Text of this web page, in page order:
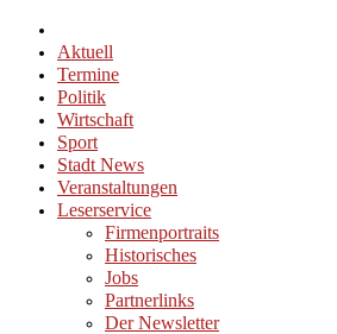
Aktuell
Termine
Politik
Wirtschaft
Sport
Stadt News
Veranstaltungen
Leserservice
Firmenportraits
Historisches
Jobs
Partnerlinks
Der Newsletter